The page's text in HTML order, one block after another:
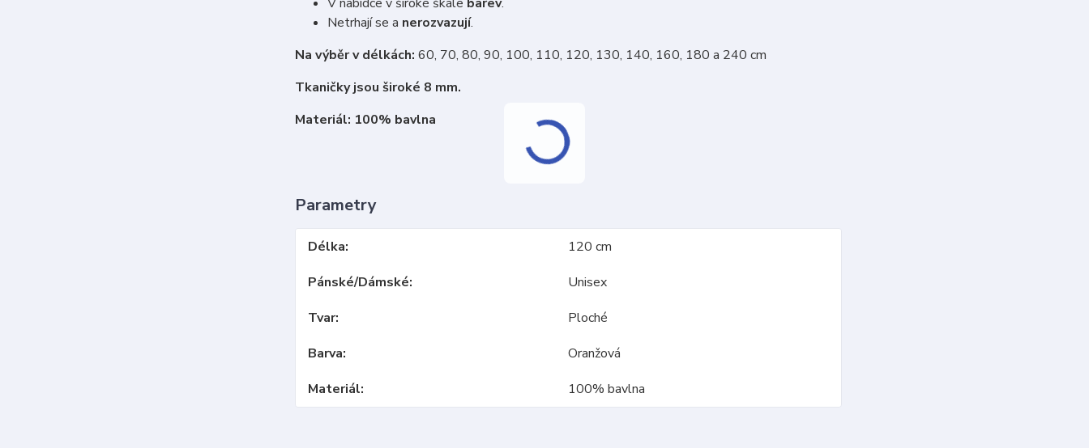
Netrhají se a nerozvazují.
Na výběr v délkách: 60, 70, 80, 90, 100, 110, 120, 130, 140, 160, 180 a 240 cm
Tkaničky jsou široké 8 mm.
Materiál: 100% bavlna
Parametry
Délka
120 cm
Pánské/Dámské
Unisex
Tvar
Ploché
Barva
Oranžová
Materiál
100% bavlna